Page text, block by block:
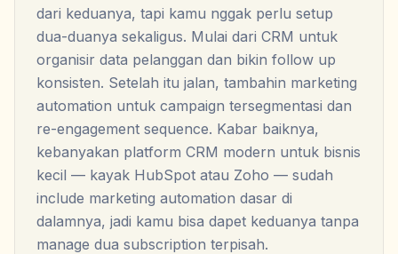
dari keduanya, tapi kamu nggak perlu setup
dua-duanya sekaligus. Mulai dari CRM untuk
organisir data pelanggan dan bikin follow up
konsisten. Setelah itu jalan, tambahin marketing
automation untuk campaign tersegmentasi dan
re-engagement sequence. Kabar baiknya,
kebanyakan platform CRM modern untuk bisnis
kecil — kayak HubSpot atau Zoho — sudah
include marketing automation dasar di
dalamnya, jadi kamu bisa dapet keduanya tanpa
manage dua subscription terpisah.